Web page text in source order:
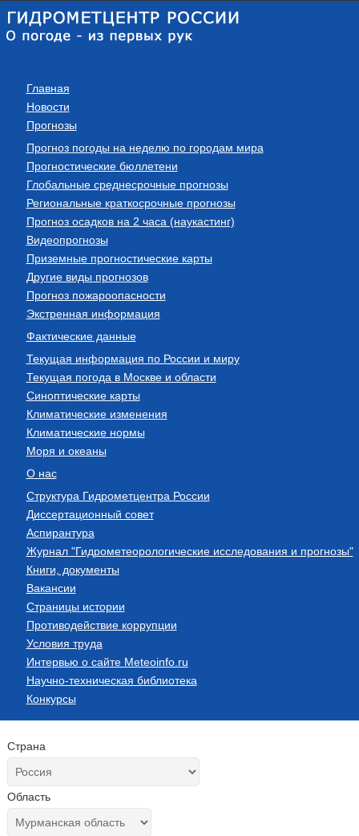
Главная
Новости
Прогнозы
Прогноз погоды на неделю по городам мира
Прогностические бюллетени
Глобальные среднесрочные прогнозы
Региональные краткосрочные прогнозы
Прогноз осадков на 2 часа (наукастинг)
Видеопрогнозы
Приземные прогностические карты
Другие виды прогнозов
Прогноз пожароопасности
Экстренная информация
Фактические данные
Текущая информация по России и миру
Текущая погода в Москве и области
Синоптические карты
Климатические изменения
Климатические нормы
Моря и океаны
О нас
Структура Гидрометцентра России
Диссертационный совет
Аспирантура
Журнал "Гидрометеорологические исследования и прогнозы"
Книги, документы
Вакансии
Страницы истории
Противодействие коррупции
Условия труда
Интервью о сайте Meteoinfo.ru
Научно-техническая библиотека
Конкурсы
Страна
Область